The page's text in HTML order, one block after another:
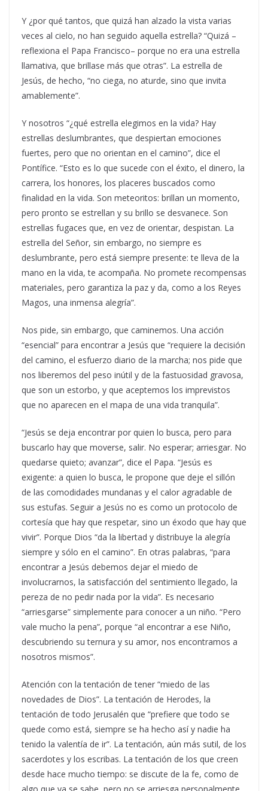
Y ¿por qué tantos, que quizá han alzado la vista varias
veces al cielo, no han seguido aquella estrella? “Quizá –
reflexiona el Papa Francisco– porque no era una estrella
llamativa, que brillase más que otras”. La estrella de
Jesús, de hecho, “no ciega, no aturde, sino que invita
amablemente”.
Y nosotros “¿qué estrella elegimos en la vida? Hay
estrellas deslumbrantes, que despiertan emociones
fuertes, pero que no orientan en el camino”, dice el
Pontífice. “Esto es lo que sucede con el éxito, el dinero, la
carrera, los honores, los placeres buscados como
finalidad en la vida. Son meteoritos: brillan un momento,
pero pronto se estrellan y su brillo se desvanece. Son
estrellas fugaces que, en vez de orientar, despistan. La
estrella del Señor, sin embargo, no siempre es
deslumbrante, pero está siempre presente: te lleva de la
mano en la vida, te acompaña. No promete recompensas
materiales, pero garantiza la paz y da, como a los Reyes
Magos, una inmensa alegría”.
Nos pide, sin embargo, que caminemos. Una acción
“esencial” para encontrar a Jesús que “requiere la decisión
del camino, el esfuerzo diario de la marcha; nos pide que
nos liberemos del peso inútil y de la fastuosidad gravosa,
que son un estorbo, y que aceptemos los imprevistos
que no aparecen en el mapa de una vida tranquila”.
“Jesús se deja encontrar por quien lo busca, pero para
buscarlo hay que moverse, salir. No esperar; arriesgar. No
quedarse quieto; avanzar”, dice el Papa. “Jesús es
exigente: a quien lo busca, le propone que deje el sillón
de las comodidades mundanas y el calor agradable de
sus estufas. Seguir a Jesús no es como un protocolo de
cortesía que hay que respetar, sino un éxodo que hay que
vivir”. Porque Dios “da la libertad y distribuye la alegría
siempre y sólo en el camino”. En otras palabras, “para
encontrar a Jesús debemos dejar el miedo de
involucrarnos, la satisfacción del sentimiento llegado, la
pereza de no pedir nada por la vida”. Es necesario
“arriesgarse” simplemente para conocer a un niño. “Pero
vale mucho la pena”, porque “al encontrar a ese Niño,
descubriendo su ternura y su amor, nos encontramos a
nosotros mismos”.
Atención con la tentación de tener “miedo de las
novedades de Dios”. La tentación de Herodes, la
tentación de todo Jerusalén que “prefiere que todo se
quede como está, siempre se ha hecho así y nadie ha
tenido la valentía de ir”. La tentación, aún más sutil, de los
sacerdotes y los escribas. La tentación de los que creen
desde hace mucho tiempo: se discute de la fe, como de